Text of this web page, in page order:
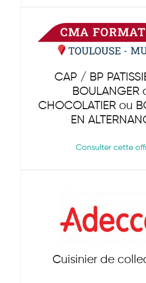
CAP / BP
BOULANGER
CHOCOLATIER ou
EN
Consulter cette
Cuisinier de